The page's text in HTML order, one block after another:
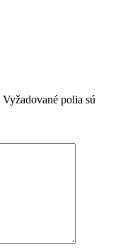
Vyžadované polia sú